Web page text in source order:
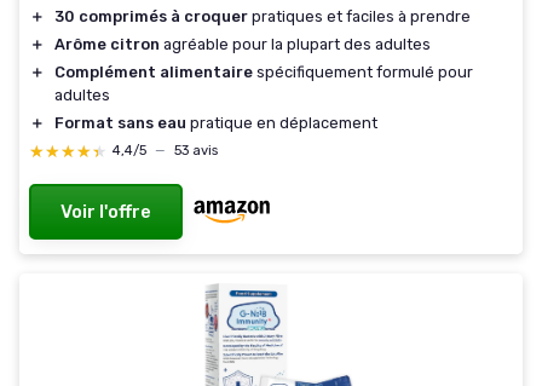
＋ 30 comprimés à croquer pratiques et faciles à prendre
＋
Arôme citron agréable pour la plupart des adultes
＋
Complément alimentaire spécifiquement formulé pour
adultes
＋
Format sans eau pratique en déplacement
★★★★★
★★★★★ 4,4/5 — 53 avis
Voir l'offre